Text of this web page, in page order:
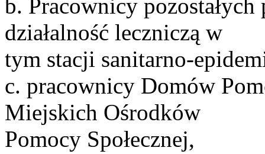
b. Pracownicy
działalność leczniczą w
tym stacji sanitarno-
c. pracownicy Domów
Miejskich Ośrodków
Pomocy Społecznej,